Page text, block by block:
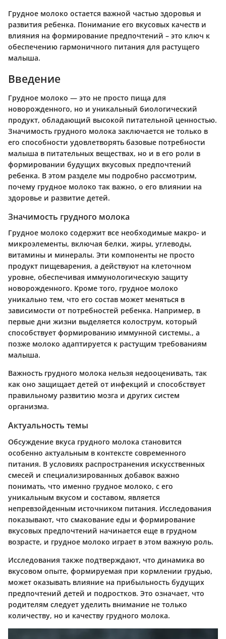
Грудное молоко остается важной частью здоровья и
развития ребенка. Понимание его вкусовых качеств и
влияния на формирование предпочтений – это ключ к
обеспечению гармоничного питания для растущего
малыша.
Введение
Грудное молоко — это не просто пища для
новорожденного, но и уникальный биологический
продукт, обладающий высокой питательной ценностью.
Значимость грудного молока заключается не только в
его способности удовлетворять базовые потребности
малыша в питательных веществах, но и в его роли в
формировании будущих вкусовых предпочтений
ребенка. В этом разделе мы подробно рассмотрим,
почему грудное молоко так важно, о его влиянии на
здоровье и развитие детей.
Значимость грудного молока
Грудное молоко содержит все необходимые макро- и
микроэлементы, включая белки, жиры, углеводы,
витамины и минералы. Эти компоненты не просто
продукт пищеварения, а действуют на клеточном
уровне, обеспечивая иммунологическую защиту
новорожденного. Кроме того, грудное молоко
уникально тем, что его состав может меняться в
зависимости от потребностей ребенка. Например, в
первые дни жизни выделяется колострум, который
способствует формированию иммунной системы., а
позже молоко адаптируется к растущим требованиям
малыша.
Важность грудного молока нельзя недооценивать, так
как оно защищает детей от инфекций и способствует
правильному развитию мозга и других систем
организма.
Актуальность темы
Обсуждение вкуса грудного молока становится
особенно актуальным в контексте современного
питания. В условиях распространения искусственных
смесей и специализированных добавок важно
понимать, что именно грудное молоко, с его
уникальным вкусом и составом, является
непревзойденным источником питания. Исследования
показывают, что смакование еды и формирование
вкусовых предпочтений начинается еще в грудном
возрасте, и грудное молоко играет в этом важную роль.
Исследования также подтверждают, что динамика во
вкусовом опыте, формируемая при кормлении грудью,
может оказывать влияние на прибыльность будущих
предпочтений детей и подростков. Это означает, что
родителям следует уделить внимание не только
количеству, но и качеству грудного молока.